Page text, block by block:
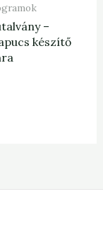
–
készítő